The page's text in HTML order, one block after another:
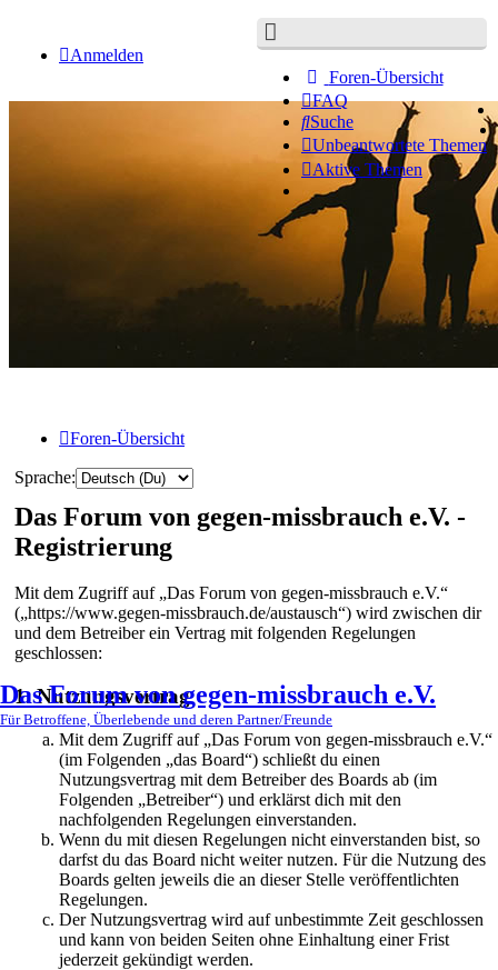
Foren-Übersicht
FAQ
Suche
Unbeantwortete Themen
Aktive Themen
Anmelden
Das Forum von gegen-missbrauch e.V.
Für Betroffene, Überlebende und deren Partner/Freunde
Foren-Übersicht
Sprache:
Das Forum von gegen-missbrauch e.V. -
Registrierung
Mit dem Zugriff auf „Das Forum von gegen-missbrauch e.V.“
(„https://www.gegen-missbrauch.de/austausch“) wird zwischen dir
und dem Betreiber ein Vertrag mit folgenden Regelungen
geschlossen:
1. Nutzungsvertrag
Mit dem Zugriff auf „Das Forum von gegen-missbrauch e.V.“
(im Folgenden „das Board“) schließt du einen
Nutzungsvertrag mit dem Betreiber des Boards ab (im
Folgenden „Betreiber“) und erklärst dich mit den
nachfolgenden Regelungen einverstanden.
Wenn du mit diesen Regelungen nicht einverstanden bist, so
darfst du das Board nicht weiter nutzen. Für die Nutzung des
Boards gelten jeweils die an dieser Stelle veröffentlichten
Regelungen.
Der Nutzungsvertrag wird auf unbestimmte Zeit geschlossen
und kann von beiden Seiten ohne Einhaltung einer Frist
jederzeit gekündigt werden.